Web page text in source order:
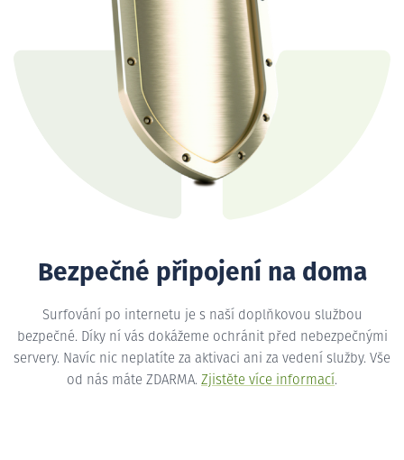
Bezpečné připojení na doma
Surfování po internetu je s naší doplňkovou službou
bezpečné. Díky ní vás dokážeme ochránit před nebezpečnými
servery. Navíc nic neplatíte za aktivaci ani za vedení služby. Vše
od nás máte ZDARMA. Zjistěte více informací.